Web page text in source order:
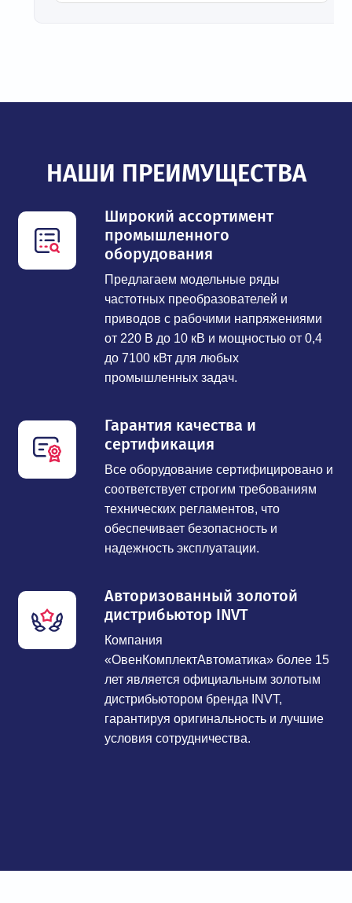
НАШИ ПРЕИМУЩЕСТВА
Широкий ассортимент
промышленного
оборудования
Предлагаем модельные ряды
частотных преобразователей и
приводов с рабочими напряжениями
от 220 В до 10 кВ и мощностью от 0,4
до 7100 кВт для любых
промышленных задач.
Гарантия качества и
сертификация
Все оборудование сертифицировано и
соответствует строгим требованиям
технических регламентов, что
обеспечивает безопасность и
надежность эксплуатации.
Авторизованный золотой
дистрибьютор INVT
Компания
«ОвенКомплектАвтоматика» более 15
лет является официальным золотым
дистрибьютором бренда INVT,
гарантируя оригинальность и лучшие
условия сотрудничества.